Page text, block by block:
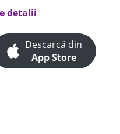
detalii
Descarcă din
App Store